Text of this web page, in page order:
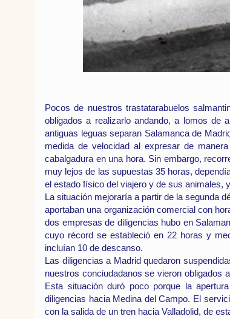
Pocos de nuestros trastatarabuelos
obligados a realizarlo andando, a lomos de
antiguas leguas separan Salamanca de
medida de velocidad al expresar de
cabalgadura en una hora. Sin embargo,
muy lejos de las supuestas 35 horas,
el estado físico del viajero y de sus animales,
La situación mejoraría a partir de la segunda
aportaban una organización comercial con
dos empresas de diligencias hubo en
cuyo récord se estableció en 22 horas y
incluían 10 de descanso.
Las diligencias a Madrid quedaron
nuestros conciudadanos se vieron obligados
Esta situación duró poco porque la
diligencias hacia Medina del Campo. El
con la salida de un tren hacia Valladolid, de